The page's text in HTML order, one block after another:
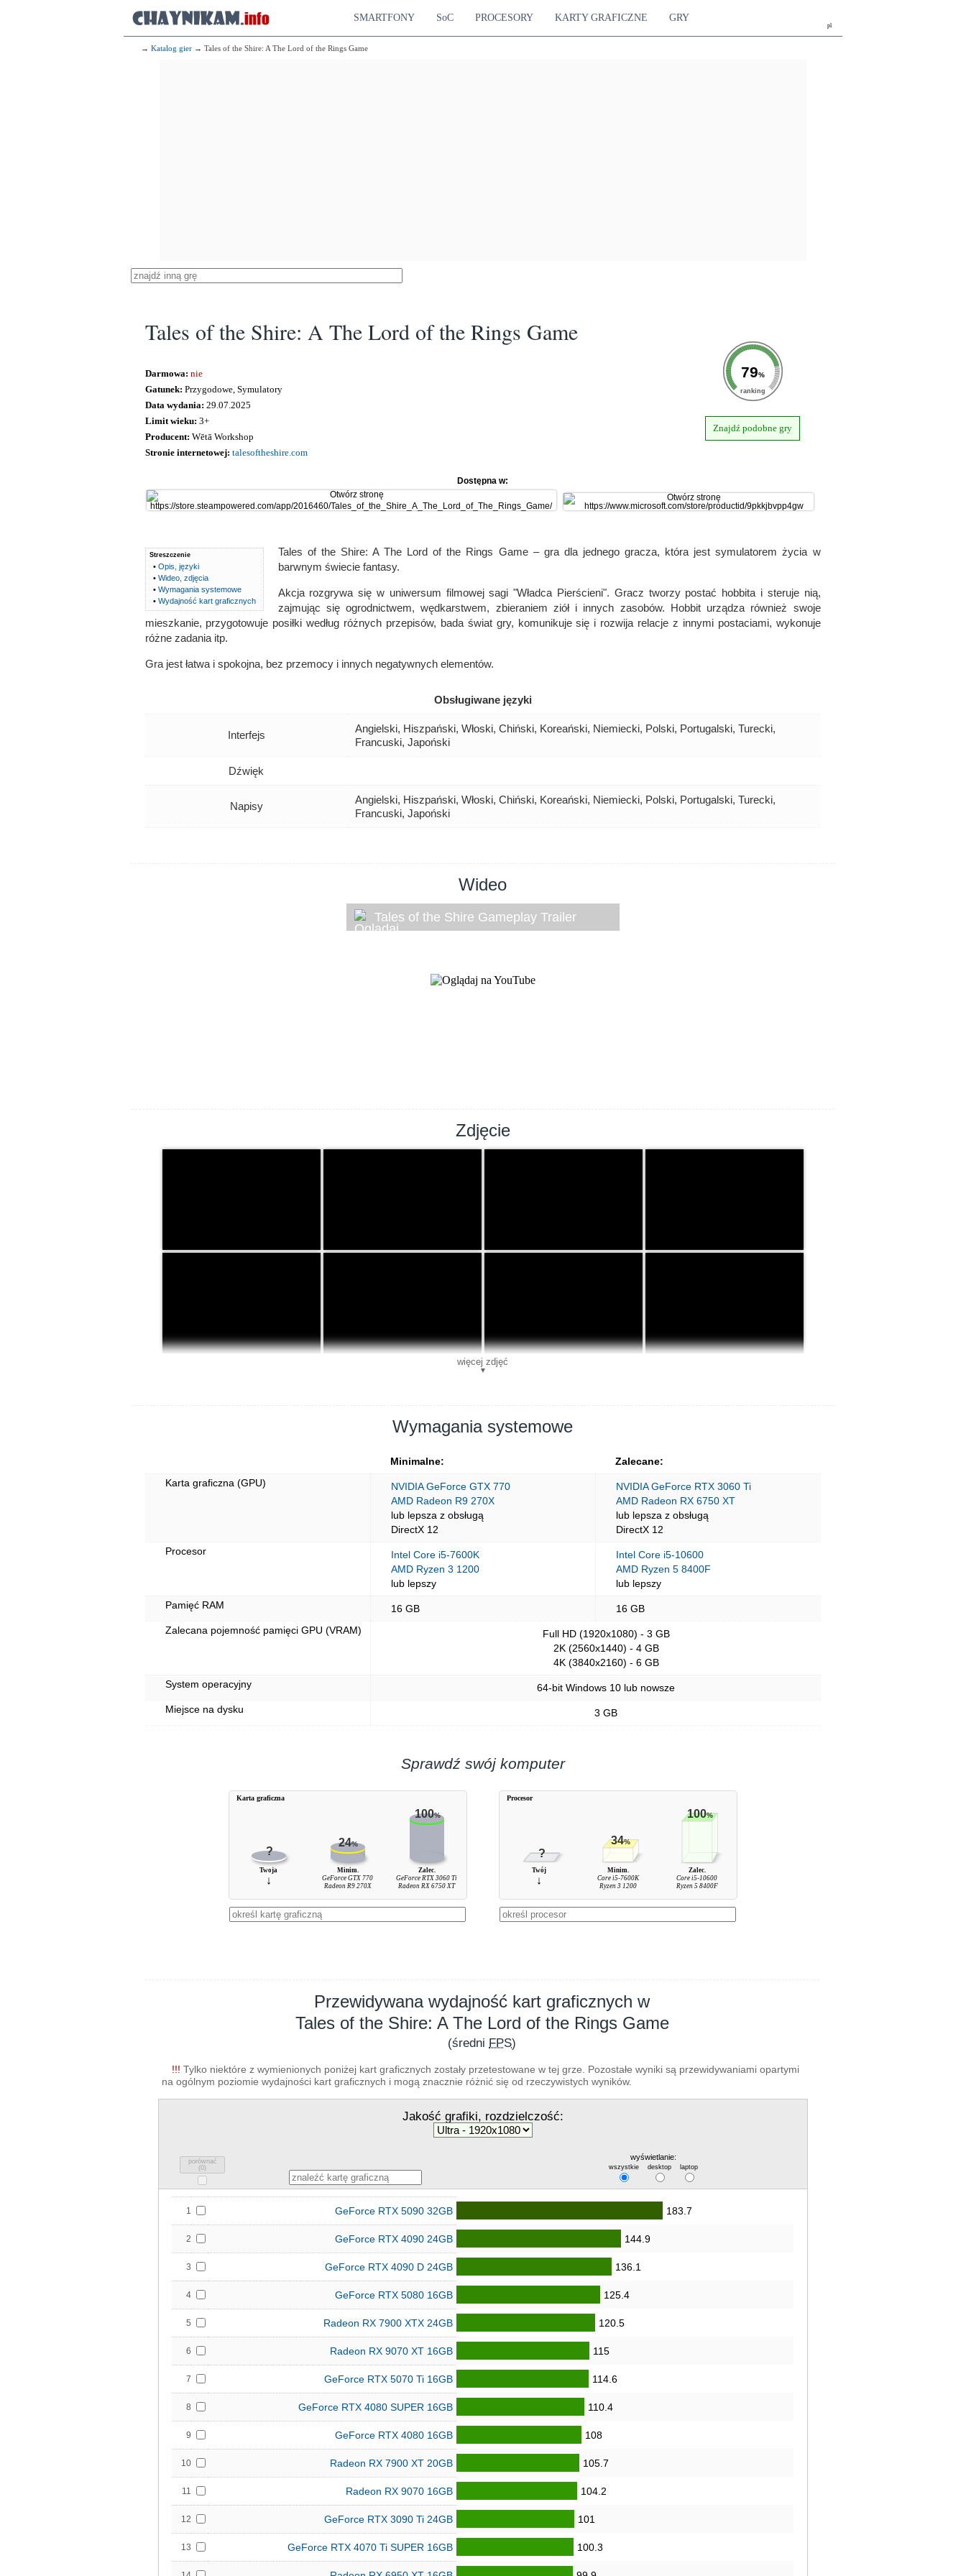
pl
SMARTFONY SoC PROCESORY KARTY GRAFICZNE GRY
→ Katalog gier → Tales of the Shire: A The Lord of the Rings Game
Tales of the Shire: A The Lord of the Rings Game
79%
ranking
Znajdź podobne gry
Darmowa: nie
Gatunek: Przygodowe, Symulatory
Data wydania: 29.07.2025
Limit wieku: 3+
Producent: Wētā Workshop
Stronie internetowej: talesoftheshire.com
Dostępna w:
Streszczenie
• Opis, języki
• Wideo, zdjęcia
• Wymagania systemowe
• Wydajność kart graficznych
Tales of the Shire: A The Lord of the Rings Game – gra dla jednego gracza, która jest symulatorem życia w
barwnym świecie fantasy.
Akcja rozgrywa się w uniwersum filmowej sagi "Władca Pierścieni". Gracz tworzy postać hobbita i steruje nią,
zajmując się ogrodnictwem, wędkarstwem, zbieraniem ziół i innych zasobów. Hobbit urządza również swoje
mieszkanie, przygotowuje posiłki według różnych przepisów, bada świat gry, komunikuje się i rozwija relacje z innymi postaciami, wykonuje
różne zadania itp.
Gra jest łatwa i spokojna, bez przemocy i innych negatywnych elementów.
Obsługiwane języki
Interfejs
Angielski, Hiszpański, Włoski, Chiński, Koreański, Niemiecki, Polski, Portugalski, Turecki,
Francuski, Japoński
Dźwięk
Napisy
Angielski, Hiszpański, Włoski, Chiński, Koreański, Niemiecki, Polski, Portugalski, Turecki,
Francuski, Japoński
Wideo
Tales of the Shire Gameplay Trailer
Zdjęcie
więcej zdjęć
▼
Wymagania systemowe
Minimalne:
Zalecane:
Karta graficzna (GPU)
NVIDIA GeForce GTX 770
AMD Radeon R9 270X
lub lepsza z obsługą
DirectX 12
NVIDIA GeForce RTX 3060 Ti
AMD Radeon RX 6750 XT
lub lepsza z obsługą
DirectX 12
Procesor
Intel Core i5-7600K
AMD Ryzen 3 1200
lub lepszy
Intel Core i5-10600
AMD Ryzen 5 8400F
lub lepszy
Pamięć RAM
16 GB
16 GB
Zalecana pojemność pamięci GPU (VRAM)
Full HD (1920x1080) - 3 GB
2K (2560x1440) - 4 GB
4K (3840x2160) - 6 GB
System operacyjny
64-bit Windows 10 lub nowsze
Miejsce na dysku
3 GB
Sprawdź swój komputer
?
24%
100%
Twoja
↓
Minim.
GeForce GTX 770
Radeon R9 270X
Zalec.
GeForce RTX 3060 Ti
Radeon RX 6750 XT
Karta graficzna
?
34%
100%
Twój
↓
Minim.
Core i5-7600K
Ryzen 3 1200
Zalec.
Core i5-10600
Ryzen 5 8400F
Procesor
Przewidywana wydajność kart graficznych w
Tales of the Shire: A The Lord of the Rings Game
(średni FPS)
!!! Tylko niektóre z wymienionych poniżej kart graficznych zostały przetestowane w tej grze. Pozostałe wyniki są przewidywaniami opartymi
na ogólnym poziomie wydajności kart graficznych i mogą znacznie różnić się od rzeczywistych wyników.
Jakość grafiki, rozdzielczość:
porównać
(0)
wyświetlanie:
wszystkie desktop laptop
1 GeForce RTX 5090 32GB 183.7
2 GeForce RTX 4090 24GB 144.9
3 GeForce RTX 4090 D 24GB 136.1
4 GeForce RTX 5080 16GB 125.4
5 Radeon RX 7900 XTX 24GB 120.5
6 Radeon RX 9070 XT 16GB 115
7 GeForce RTX 5070 Ti 16GB 114.6
8 GeForce RTX 4080 SUPER 16GB 110.4
9 GeForce RTX 4080 16GB 108
10 Radeon RX 7900 XT 20GB 105.7
11 Radeon RX 9070 16GB 104.2
12 GeForce RTX 3090 Ti 24GB 101
13 GeForce RTX 4070 Ti SUPER 16GB 100.3